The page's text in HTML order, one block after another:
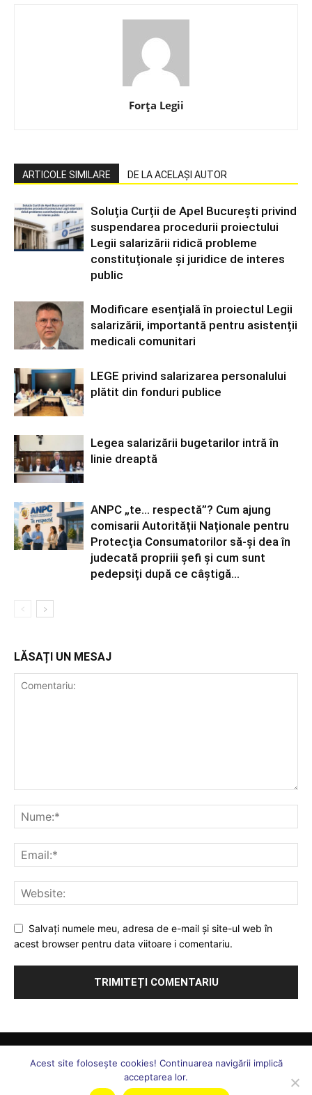
Forța Legii
ARTICOLE SIMILARE DE LA ACELAȘI AUTOR
Soluția Curții de Apel București privind
suspendarea procedurii proiectului
Legii salarizării ridică probleme
constituționale și juridice de interes
public
Modificare esențială în proiectul Legii
salarizării, importantă pentru asistenții
medicali comunitari
LEGE privind salarizarea personalului
plătit din fonduri publice
Legea salarizării bugetarilor intră în
linie dreaptă
ANPC „te… respectă”? Cum ajung
comisarii Autorității Naționale pentru
Protecția Consumatorilor să-și dea în
judecată propriii șefi și cum sunt
pedepsiți după ce câștigă...
LĂSAȚI UN MESAJ
Salvați numele meu, adresa de e-mail și site-ul web în
acest browser pentru data viitoare i comentariu.
Comunicate Juridic Ați întrebat, vă răspundem
Sănătate
S. N. ”Forța Legii”
Uniunea Forța Legii
Statut Uniune
Marcă Înregistrată
Echipa
Acest site foloseşte cookies! Continuarea navigării implică
acceptarea lor.